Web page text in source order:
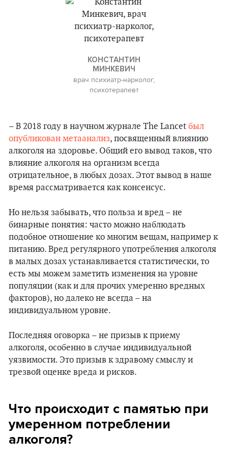
КОНСТАНТИН
МИНКЕВИЧ
врач психиатр-нарколог,
психотерапевт
– В 2018 году в научном журнале The Lancet был
опубликован метаанализ, посвященный влиянию
алкоголя на здоровье. Общий его вывод таков, что
влияние алкоголя на организм всегда
отрицательное, в любых дозах. Этот вывод в наше
время рассматривается как консенсус.
Но нельзя забывать, что польза и вред – не
бинарные понятия: часто можно наблюдать
подобное отношение ко многим вещам, например к
питанию. Вред регулярного употребления алкоголя
в малых дозах устанавливается статистически, то
есть мы можем заметить изменения на уровне
популяции (как и для прочих умеренно вредных
факторов), но далеко не всегда – на
индивидуальном уровне.
Последняя оговорка – не призыв к приему
алкоголя, особенно в случае индивидуальной
уязвимости. Это призыв к здравому смыслу и
трезвой оценке вреда и рисков.
Что происходит с памятью при
умеренном потреблении
алкоголя?